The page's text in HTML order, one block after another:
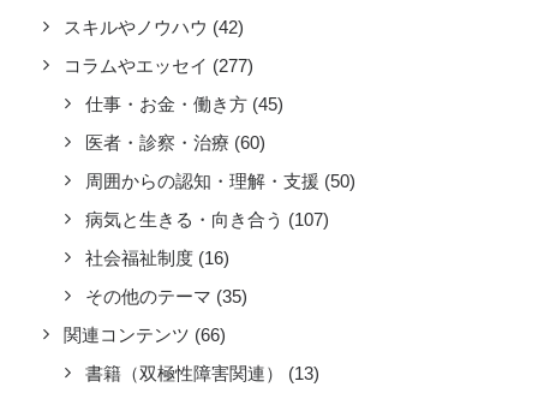
スキルやノウハウ (42)
コラムやエッセイ (277)
仕事・お金・働き方 (45)
医者・診察・治療 (60)
周囲からの認知・理解・支援 (50)
病気と生きる・向き合う (107)
社会福祉制度 (16)
その他のテーマ (35)
関連コンテンツ (66)
書籍（双極性障害関連）
(13)